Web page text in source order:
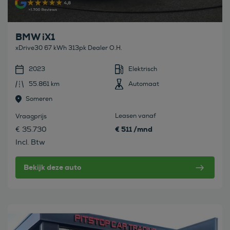
BMW iX1
xDrive30 67 kWh 313pk Dealer O.H.
2023
Elektrisch
55.861 km
Automaat
Someren
Vraagprijs
€ 35.730
Incl. Btw
Leasen vanaf
€ 511 /mnd
Bekijk deze auto
Bekijk deze auto